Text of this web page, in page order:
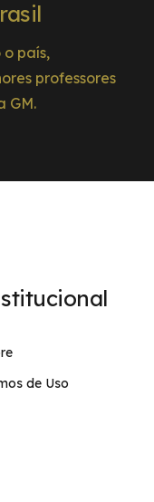
país,
professores
GM.
de Uso